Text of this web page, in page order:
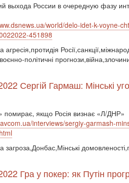
выхода России в очередную фазу
world/delo-idet-k-voyne-
451898
агресія,протидія
політичні
Сергій Гармаш: Мінські
помирає, якщо Росія визнає «Л/ДНР»
interviews/sergiy-garmash-
загроза,Донбас,Мінські
Гра у покер: як Путін